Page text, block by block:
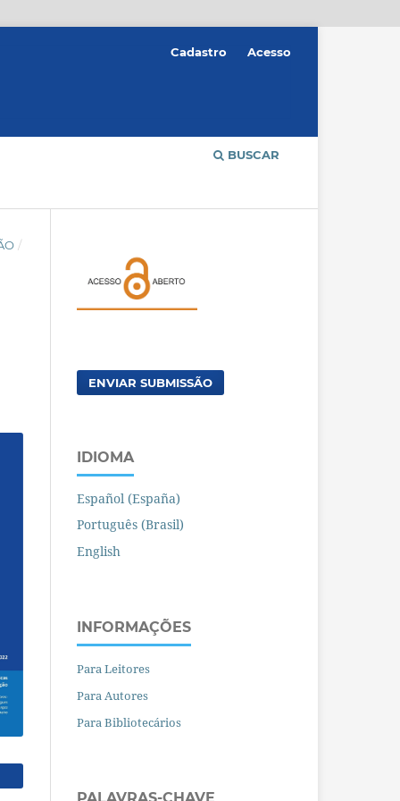
BUSCAR
Cadastro Acesso
/
ENVIAR SUBMISSÃO
IDIOMA
Español (España)
Português (Brasil)
English
INFORMAÇÕES
Para Leitores
Para Autores
Para Bibliotecários